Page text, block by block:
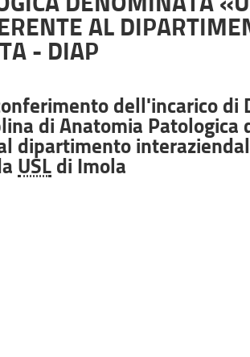
AL
- DIAP
dell'incarico
di Anatomia Patologica
dipartimento
USLdi Imola